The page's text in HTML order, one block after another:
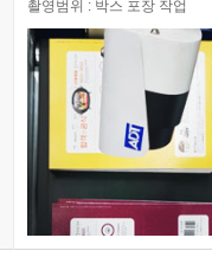
촬영범위 : 박스 포장 작업